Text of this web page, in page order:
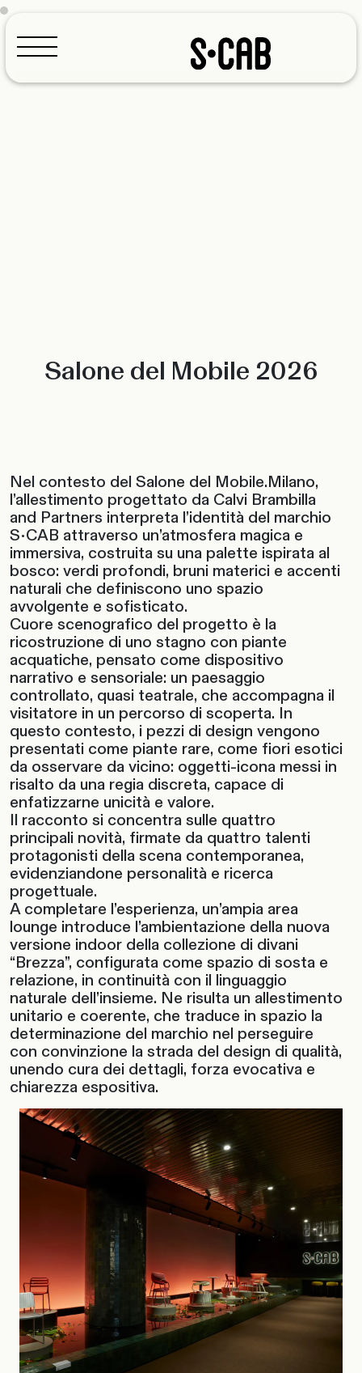
Salone del Mobile 2026
Nel contesto del Salone del Mobile.Milano,
l’allestimento progettato da Calvi Brambilla
and Partners interpreta l’identità del marchio
S•CAB attraverso un’atmosfera magica e
immersiva, costruita su una palette ispirata al
bosco: verdi profondi, bruni materici e accenti
naturali che definiscono uno spazio
avvolgente e sofisticato.
Cuore scenografico del progetto è la
ricostruzione di uno stagno con piante
acquatiche, pensato come dispositivo
narrativo e sensoriale: un paesaggio
controllato, quasi teatrale, che accompagna il
visitatore in un percorso di scoperta. In
questo contesto, i pezzi di design vengono
presentati come piante rare, come fiori esotici
da osservare da vicino: oggetti-icona messi in
risalto da una regia discreta, capace di
enfatizzarne unicità e valore.
Il racconto si concentra sulle quattro
principali novità, firmate da quattro talenti
protagonisti della scena contemporanea,
evidenziandone personalità e ricerca
progettuale.
A completare l’esperienza, un’ampia area
lounge introduce l’ambientazione della nuova
versione indoor della collezione di divani
“Brezza”, configurata come spazio di sosta e
relazione, in continuità con il linguaggio
naturale dell’insieme. Ne risulta un allestimento
unitario e coerente, che traduce in spazio la
determinazione del marchio nel perseguire
con convinzione la strada del design di qualità,
unendo cura dei dettagli, forza evocativa e
chiarezza espositiva.